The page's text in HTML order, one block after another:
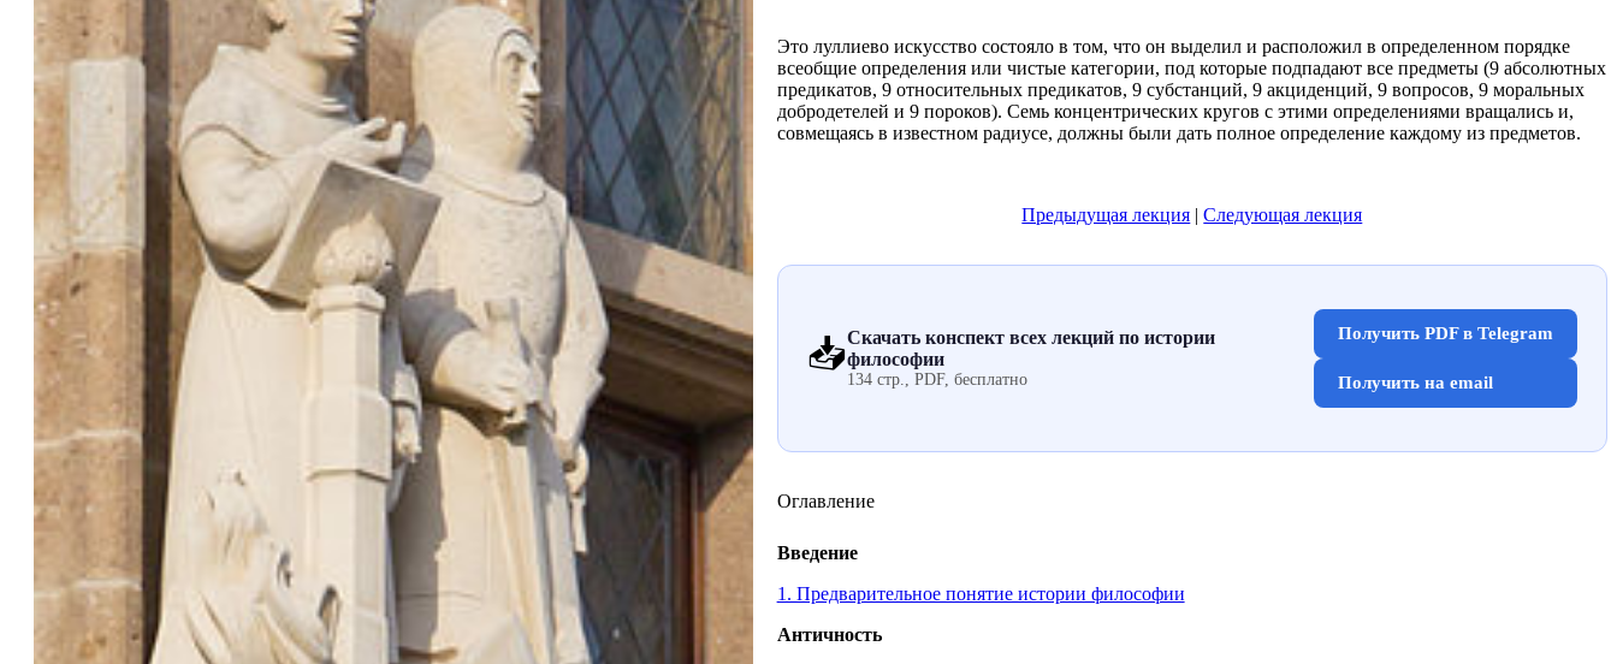
Это луллиево искусство состояло в том, что он выделил и расположил в определенном порядке
всеобщие определения или чистые категории, под которые подпадают все предметы (9 абсолютных
предикатов, 9 относительных предикатов, 9 субстанций, 9 акциденций, 9 вопросов, 9 моральных
добродетелей и 9 пороков). Семь концентрических кругов с этими определениями вращались и,
совмещаясь в известном радиусе, должны были дать полное определение каждому из предметов.
Предыдущая лекция |Следующая лекция
📥Скачать конспект всех лекций по истории
философии
134 стр., PDF, бесплатно
Получить PDF в Telegram
Получить на email
Оглавление
Введение
1. Предварительное понятие истории философии
Античность